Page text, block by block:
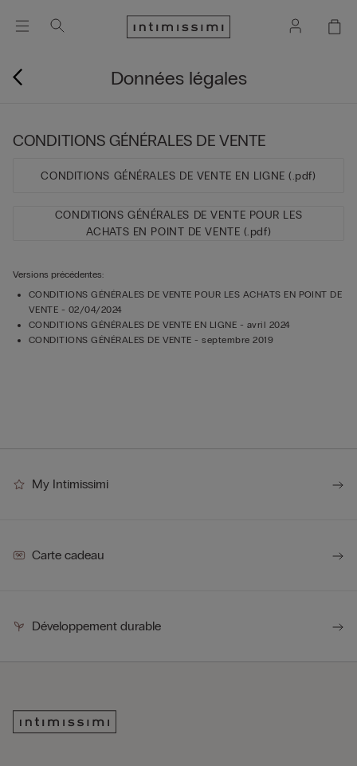
Données légales
CONDITIONS GÉNÉRALES DE VENTE
CONDITIONS GÉNÉRALES DE VENTE EN LIGNE (.pdf)
CONDITIONS GÉNÉRALES DE VENTE POUR LES
ACHATS EN POINT DE VENTE (.pdf)
Versions précédentes:
CONDITIONS GÉNÉRALES DE VENTE POUR LES ACHATS EN POINT DE
VENTE - 02/04/2024
CONDITIONS GÉNÉRALES DE VENTE EN LIGNE - avril 2024
CONDITIONS GÉNÉRALES DE VENTE - septembre 2019
My Intimissimi
Carte cadeau
Développement durable